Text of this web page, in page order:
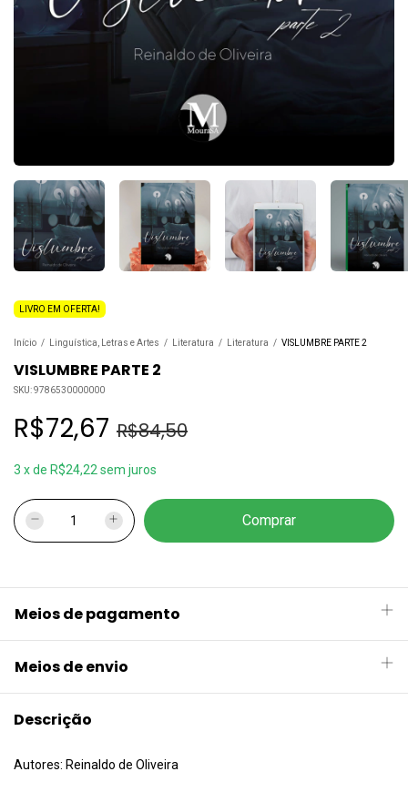
LIVRO EM OFERTA!
Início / Linguística, Letras e Artes / Literatura / Literatura / VISLUMBRE PARTE 2
VISLUMBRE PARTE 2
SKU:9786530000000
R$72,67 R$84,50
3 xde R$24,22 sem juros
Meios de pagamento
Meios de envio
Descrição
Autores: Reinaldo de Oliveira